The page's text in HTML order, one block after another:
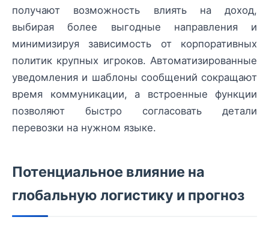
получают возможность влиять на доход,
выбирая более выгодные направления и
минимизируя зависимость от корпоративных
политик крупных игроков. Автоматизированные
уведомления и шаблоны сообщений сокращают
время коммуникации, а встроенные функции
позволяют быстро согласовать детали
перевозки на нужном языке.
Потенциальное влияние на
глобальную логистику и прогноз